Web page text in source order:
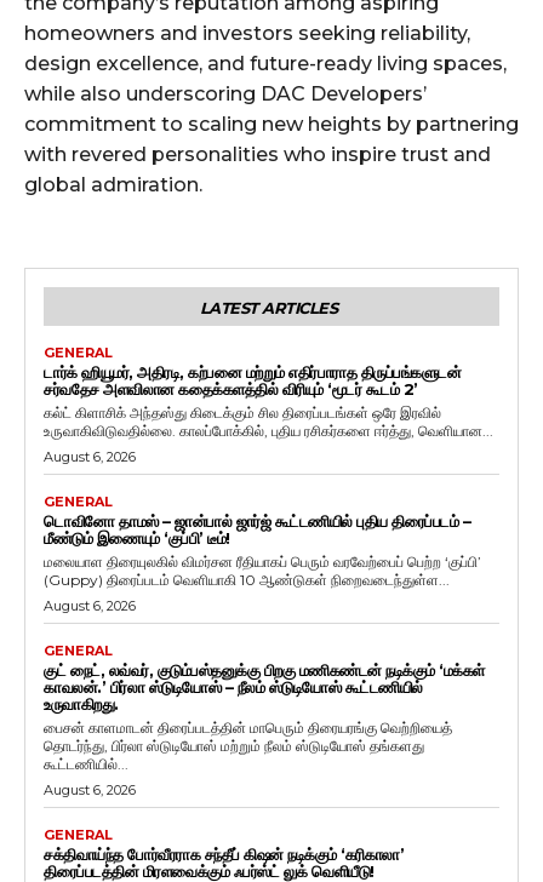
homeowners and investors seeking reliability,
design excellence, and future-ready living spaces,
while also underscoring DAC Developers’
commitment to scaling new heights by partnering
with revered personalities who inspire trust and
global admiration.
LATEST ARTICLES
GENERAL
டார்க் ஹியூமர், அதிரடி, கற்பனை மற்றும் எதிர்பாராத திருப்பங்களுடன்
சர்வதேச அளவிலான கதைக்களத்தில் விரியும் ‘மூடர் கூடம் 2’
கல்ட் கிளாசிக் அந்தஸ்து கிடைக்கும் சில திரைப்படங்கள் ஒரே இரவில்
உருவாகிவிடுவதில்லை. காலப்போக்கில், புதிய ரசிகர்களை ஈர்த்து, வெளியான...
August 6, 2026
GENERAL
டொவினோ தாமஸ் – ஜான்பால் ஜார்ஜ் கூட்டணியில் புதிய திரைப்படம் –
மீண்டும் இணையும் ‘குப்பி’ டீம்!
மலையாள திரையுலகில் விமர்சன ரீதியாகப் பெரும் வரவேற்பைப் பெற்ற ‘குப்பி’
(Guppy) திரைப்படம் வெளியாகி 10 ஆண்டுகள் நிறைவடைந்துள்ள...
August 6, 2026
GENERAL
குட் நைட், லவ்வர், குடும்பஸ்தனுக்கு பிறகு மணிகண்டன் நடிக்கும் ‘மக்கள்
காவலன்.’ பிர்லா ஸ்டுடியோஸ் – நீலம் ஸ்டுடியோஸ் கூட்டணியில்
உருவாகிறது.
பைசன் காளமாடன் திரைப்படத்தின் மாபெரும் திரையரங்கு வெற்றியைத்
தொடர்ந்து, பிர்லா ஸ்டுடியோஸ் மற்றும் நீலம் ஸ்டுடியோஸ் தங்களது
கூட்டணியில்...
August 6, 2026
GENERAL
சக்திவாய்ந்த போர்வீரராக சந்தீப் கிஷன் நடிக்கும் ‘கரிகாலா’
திரைப்படத்தின் மிரளவைக்கும் ஃபர்ஸ்ட் லுக் வெளியீடு!